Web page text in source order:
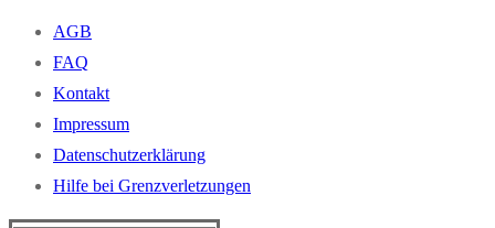
AGB
FAQ
Kontakt
Impressum
Datenschutzerklärung
Hilfe bei Grenzverletzungen